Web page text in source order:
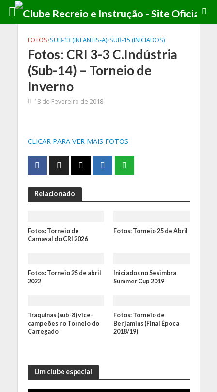
FOTOS•SUB-13 (INFANTIS-A)•SUB-15 (INICIADOS)
Fotos: CRI 3-3 C.Indústria
(Sub-14) – Torneio de
Inverno
18 de Fevereiro de 2018
CLICAR PARA VER MAIS FOTOS
Relacionado
Fotos: Torneio de
Carnaval do CRI 2026
Fotos: Torneio 25 de Abril
Fotos: Torneio 25 de abril
2022
Iniciados no Sesimbra
Summer Cup 2019
Traquinas (sub-8) vice-
campeões no Torneio do
Carregado
Fotos: Torneio de
Benjamins (Final Época
2018/19)
Um clube especial